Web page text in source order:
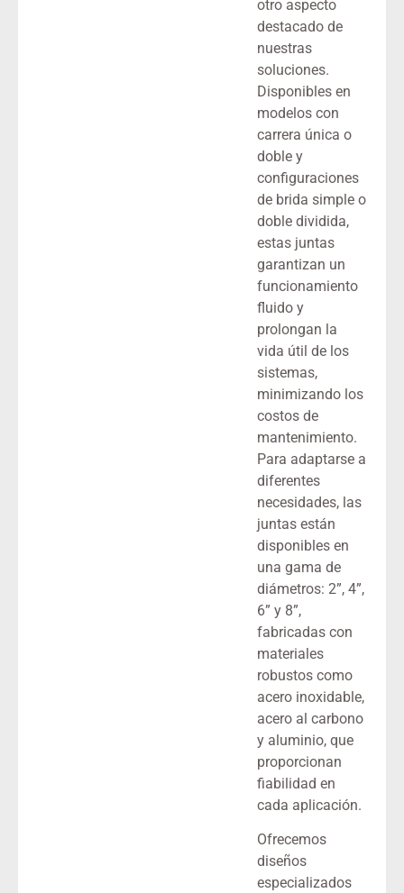
otro aspecto
destacado de
nuestras
soluciones.
Disponibles en
modelos con
carrera única o
doble y
configuraciones
de brida simple o
doble dividida,
estas juntas
garantizan un
funcionamiento
fluido y
prolongan la
vida útil de los
sistemas,
minimizando los
costos de
mantenimiento.
Para adaptarse a
diferentes
necesidades, las
juntas están
disponibles en
una gama de
diámetros: 2”, 4”,
6” y 8”,
fabricadas con
materiales
robustos como
acero inoxidable,
acero al carbono
y aluminio, que
proporcionan
fiabilidad en
cada aplicación.
Ofrecemos
diseños
especializados